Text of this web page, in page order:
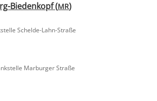
Bieden­kopf (MR)
Schelde-Lahn-Straße
Marburger Straße